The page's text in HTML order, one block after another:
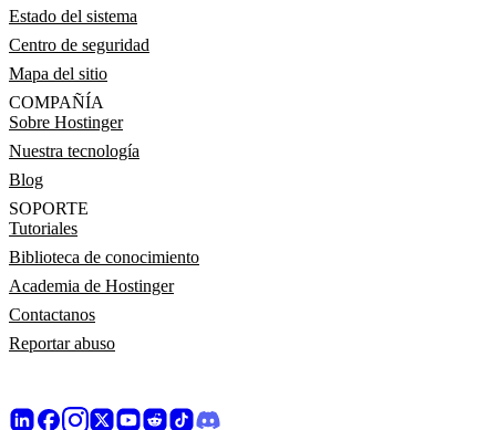
Estado del sistema
Centro de seguridad
Mapa del sitio
COMPAÑÍA
Sobre Hostinger
Nuestra tecnología
Blog
SOPORTE
Tutoriales
Biblioteca de conocimiento
Academia de Hostinger
Contactanos
Reportar abuso